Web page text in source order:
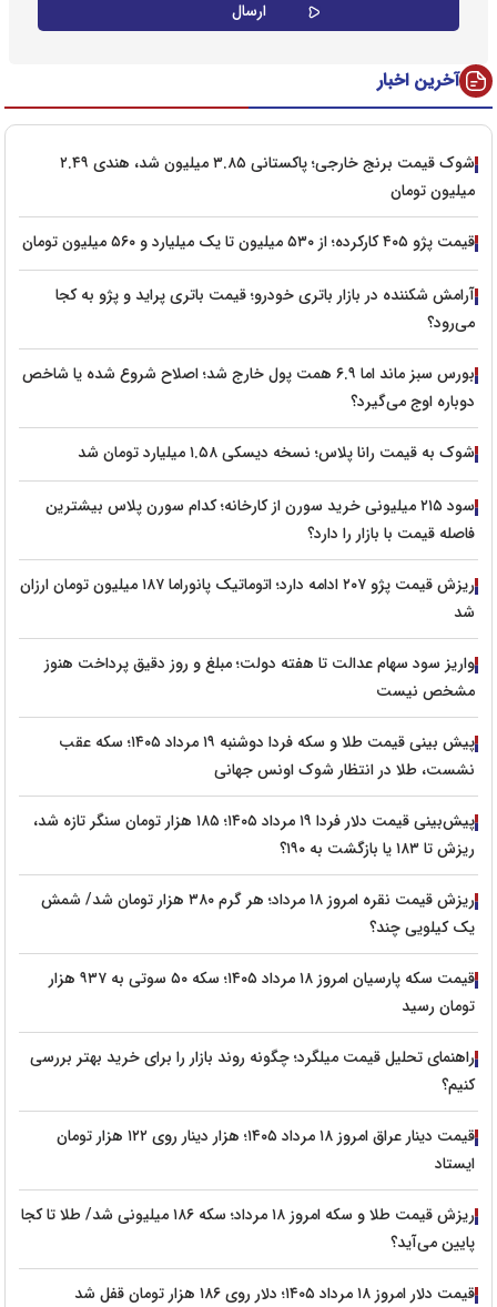
آخرین اخبار
شوک قیمت برنج خارجی؛ پاکستانی ۳.۸۵ میلیون شد، هندی ۲.۴۹
میلیون تومان
قیمت پژو ۴۰۵ کارکرده؛ از ۵۳۰ میلیون تا یک میلیارد و ۵۶۰ میلیون تومان
آرامش شکننده در بازار باتری خودرو؛ قیمت باتری پراید و پژو به کجا
می‌رود؟
بورس سبز ماند اما ۶.۹ همت پول خارج شد؛ اصلاح شروع شده یا شاخص
دوباره اوج می‌گیرد؟
شوک به قیمت رانا پلاس؛ نسخه دیسکی ۱.۵۸ میلیارد تومان شد
سود ۲۱۵ میلیونی خرید سورن از کارخانه؛ کدام سورن پلاس بیشترین
فاصله قیمت با بازار را دارد؟
ریزش قیمت پژو ۲۰۷ ادامه دارد؛ اتوماتیک پانوراما ۱۸۷ میلیون تومان ارزان
شد
واریز سود سهام عدالت تا هفته دولت؛ مبلغ و روز دقیق پرداخت هنوز
مشخص نیست
پیش‌ بینی قیمت طلا و سکه فردا دوشنبه ۱۹ مرداد ۱۴۰۵؛ سکه عقب
نشست، طلا در انتظار شوک اونس جهانی
پیش‌بینی قیمت دلار فردا ۱۹ مرداد ۱۴۰۵؛ ۱۸۵ هزار تومان سنگر تازه شد،
ریزش تا ۱۸۳ یا بازگشت به ۱۹۰؟
ریزش قیمت نقره امروز ۱۸ مرداد؛ هر گرم ۳۸۰ هزار تومان شد/ شمش
یک کیلویی چند؟
قیمت سکه پارسیان امروز ۱۸ مرداد ۱۴۰۵؛ سکه ۵۰ سوتی به ۹۳۷ هزار
تومان رسید
راهنمای تحلیل قیمت میلگرد؛ چگونه روند بازار را برای خرید بهتر بررسی
کنیم؟
قیمت دینار عراق امروز ۱۸ مرداد ۱۴۰۵؛ هزار دینار روی ۱۲۲ هزار تومان
ایستاد
ریزش قیمت طلا و سکه امروز ۱۸ مرداد؛ سکه ۱۸۶ میلیونی شد/ طلا تا کجا
پایین می‌آید؟
قیمت دلار امروز ۱۸ مرداد ۱۴۰۵؛ دلار روی ۱۸۶ هزار تومان قفل شد